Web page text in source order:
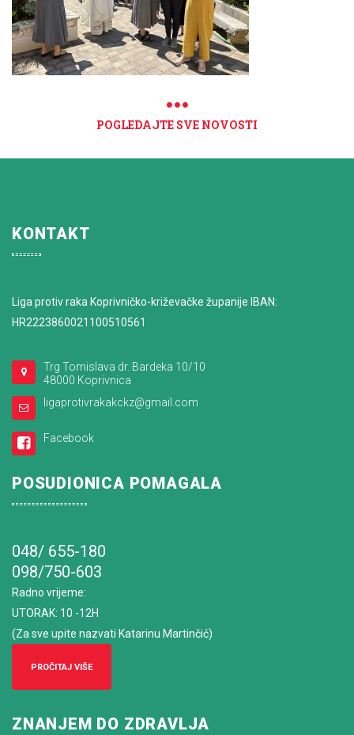
POGLEDAJTE SVE NOVOSTI
KONTAKT
Liga protiv raka Koprivničko-križevačke županije IBAN:
HR2223860021100510561
Trg Tomislava dr. Bardeka 10/10
48000 Koprivnica
ligaprotivrakakckz@gmail.com
Facebook
POSUDIONICA POMAGALA
048/ 655-180
098/750-603
Radno vrijeme:
UTORAK: 10 -12H
(Za sve upite nazvati Katarinu Martinčić)
PROČITAJ VIŠE
ZNANJEM DO ZDRAVLJA